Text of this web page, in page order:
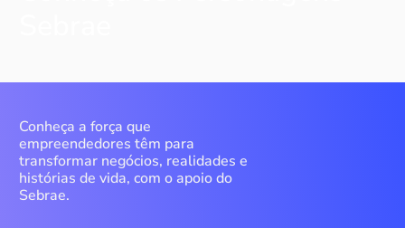
Conheça a força que
empreendedores têm para
transformar negócios, realidades e
histórias de vida, com o apoio do
Sebrae.